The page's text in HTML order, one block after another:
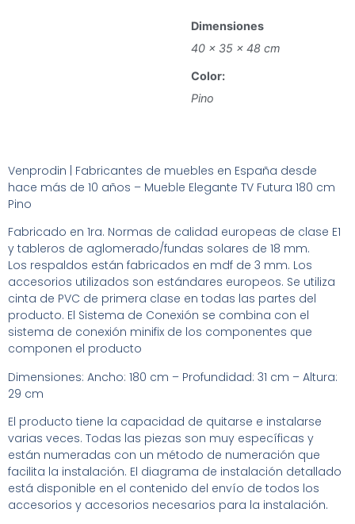
Dimensiones
40 × 35 × 48 cm
Color:
Pino
Venprodin | Fabricantes de muebles en España desde
hace más de 10 años – Mueble Elegante TV Futura 180 cm
Pino
Fabricado en 1ra. Normas de calidad europeas de clase E1
y tableros de aglomerado/fundas solares de 18 mm.
Los respaldos están fabricados en mdf de 3 mm. Los
accesorios utilizados son estándares europeos. Se utiliza
cinta de PVC de primera clase en todas las partes del
producto. El Sistema de Conexión se combina con el
sistema de conexión minifix de los componentes que
componen el producto
Dimensiones: Ancho: 180 cm – Profundidad: 31 cm – Altura:
29 cm
El producto tiene la capacidad de quitarse e instalarse
varias veces. Todas las piezas son muy específicas y
están numeradas con un método de numeración que
facilita la instalación. El diagrama de instalación detallado
está disponible en el contenido del envío de todos los
accesorios y accesorios necesarios para la instalación.